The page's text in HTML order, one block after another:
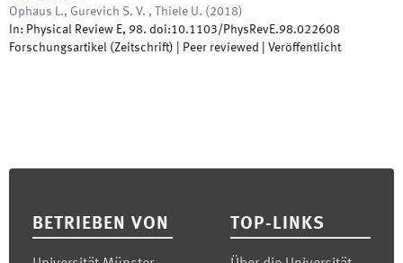
Ophaus L., Gurevich S. V. , Thiele U. ( 2018)
In: Physical Review E, 98. doi:10.1103/PhysRevE.98.022608
Forschungsartikel (Zeitschrift) | Peer reviewed Veröffentlicht
BETRIEBEN VON TOP-LINKS